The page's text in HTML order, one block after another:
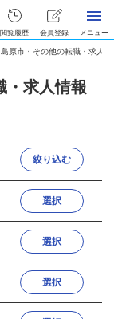
閲覧履歴 会員登録 メニュー
原市・その他の転職・求人情
・求人情報
絞り込む
選択
選択
選択